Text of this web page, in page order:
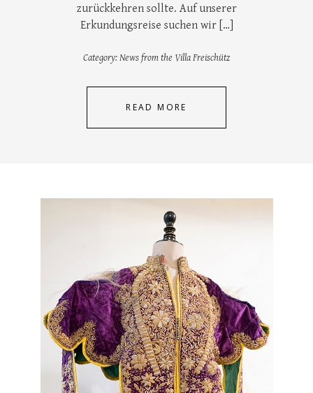
zurückkehren sollte. Auf unserer
Erkundungsreise suchen wir […]
Category:News from the Villa Freischütz
READ MORE